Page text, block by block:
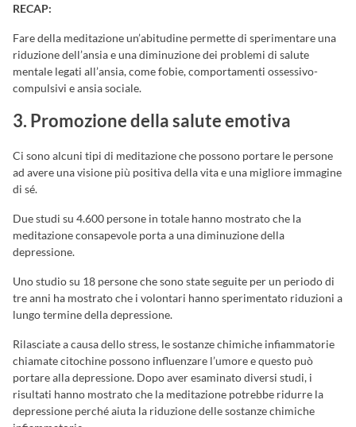
RECAP:
Fare della meditazione un’abitudine permette di sperimentare una
riduzione dell’ansia e una diminuzione dei problemi di salute
mentale legati all’ansia, come fobie, comportamenti ossessivo-
compulsivi e ansia sociale.
3. Promozione della salute emotiva
Ci sono alcuni tipi di meditazione che possono portare le persone
ad avere una visione più positiva della vita e una migliore immagine
di sé.
Due studi su 4.600 persone in totale hanno mostrato che la
meditazione consapevole porta a una diminuzione della
depressione.
Uno studio su 18 persone che sono state seguite per un periodo di
tre anni ha mostrato che i volontari hanno sperimentato riduzioni a
lungo termine della depressione.
Rilasciate a causa dello stress, le sostanze chimiche infiammatorie
chiamate citochine possono influenzare l’umore e questo può
portare alla depressione. Dopo aver esaminato diversi studi, i
risultati hanno mostrato che la meditazione potrebbe ridurre la
depressione perché aiuta la riduzione delle sostanze chimiche